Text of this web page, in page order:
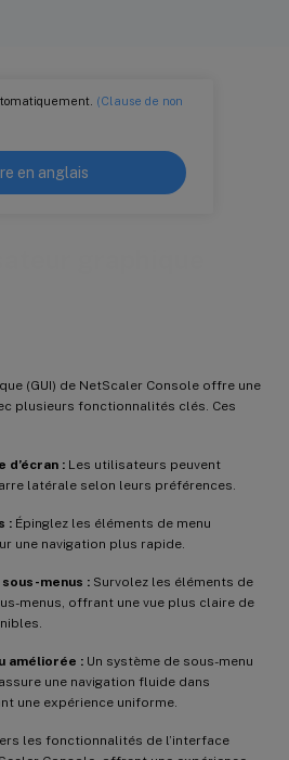
(Clause de non
en anglais
(GUI) de NetScaler Console offre une
plusieurs fonctionnalités clés. Ces
d’écran : Les utilisateurs peuvent
latérale selon leurs préférences.
: Épinglez les éléments de menu
une navigation plus rapide.
menus : Survolez les éléments de
menus, offrant une vue plus claire de
améliorée : Un système de sous-menu
une navigation fluide dans
une expérience uniforme.
les fonctionnalités de l’interface